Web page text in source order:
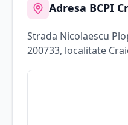
Adresa BCPI
Strada Nicolaescu
200733, localitate